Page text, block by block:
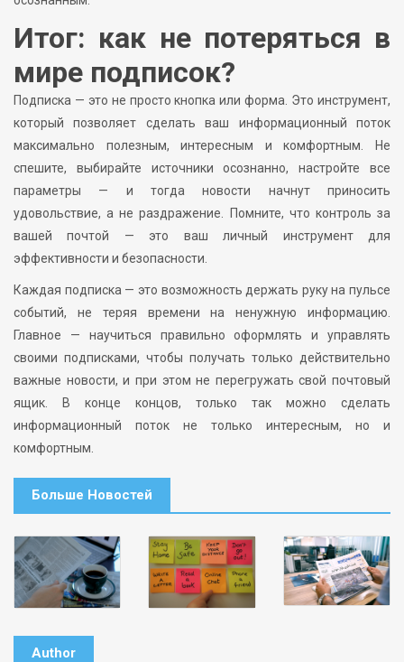
Итог: как не потеряться в
мире подписок?
Подписка — это не просто кнопка или форма. Это инструмент,
который позволяет сделать ваш информационный поток
максимально полезным, интересным и комфортным. Не
спешите, выбирайте источники осознанно, настройте все
параметры — и тогда новости начнут приносить
удовольствие, а не раздражение. Помните, что контроль за
вашей почтой — это ваш личный инструмент для
эффективности и безопасности.
Каждая подписка — это возможность держать руку на пульсе
событий, не теряя времени на ненужную информацию.
Главное — научиться правильно оформлять и управлять
своими подписками, чтобы получать только действительно
важные новости, и при этом не перегружать свой почтовый
ящик. В конце концов, только так можно сделать
информационный поток не только интересным, но и
комфортным.
Больше Новостей
Author